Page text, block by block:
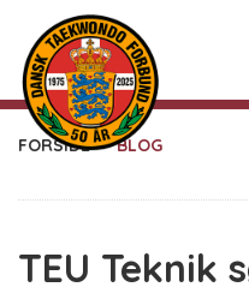
FORSIDE BLOG
TEU Teknik